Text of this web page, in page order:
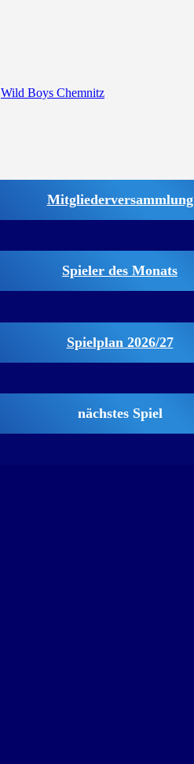
Wild Boys Chemnitz
Mitgliederversammlung
Spieler des Monats
Spielplan 2026/27
nächstes Spiel